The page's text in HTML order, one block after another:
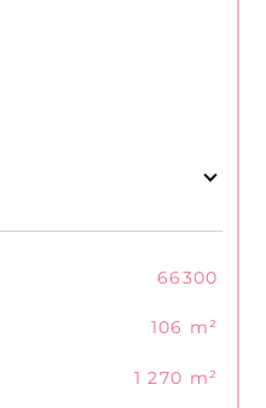
66300
106 m²
1 270 m²